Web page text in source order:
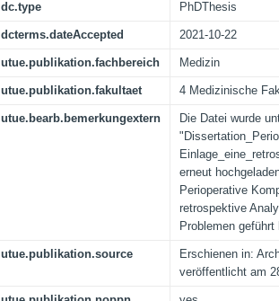
dc.type PhDThesis
dcterms.dateAccepted 2021-10-22
utue.publikation.fachbereich Medizin
utue.publikation.fakultaet 4 Medizinische
utue.bearb.bemerkungextern
Die Datei wurde
erneut
Perioperative
retrospektive
Problemen geführt
utue.publikation.source
Erschienen in:
veröffentlicht am